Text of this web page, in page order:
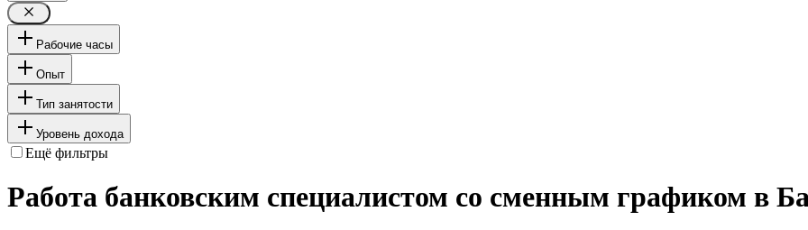
Рабочие часы
Опыт
Тип занятости
Уровень дохода
Ещё фильтры
Работа банковским специалистом со сменным графиком в